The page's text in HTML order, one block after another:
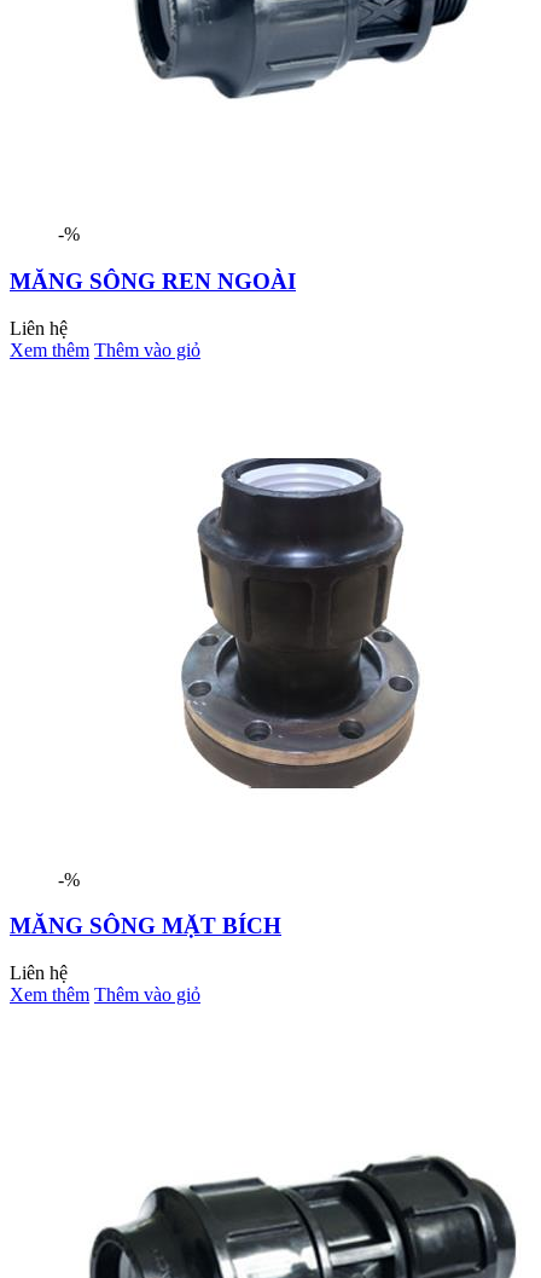
-%
MĂNG SÔNG REN NGOÀI
Liên hệ
Xem thêm Thêm vào giỏ
-%
MĂNG SÔNG MẶT BÍCH
Liên hệ
Xem thêm Thêm vào giỏ